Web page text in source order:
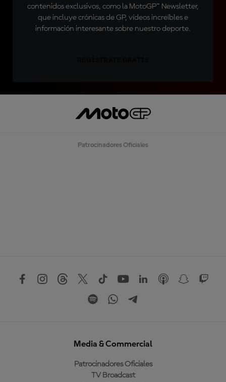
contenidos exclusivos, como la MotoGP™ Newsletter,
que incluye crónicas de GP, vídeos increíbles e
información interesante sobre nuestro deporte.
Patrocinadores Oficiales
Media & Commercial
Patrocinadores Oficiales
TV Broadcast